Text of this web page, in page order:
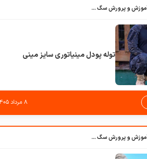
باشگاه بزرگ آموزش و پرورش سگ کوهرج کنل
توله پودل مینیاتوری سایز مینی
۸ مرداد ۱۴۰۵
باشگاه بزرگ آموزش و پرورش سگ کوهرج کنل